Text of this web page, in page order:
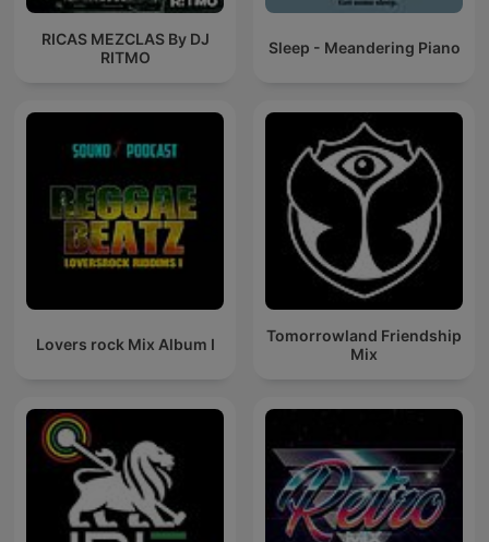
RICAS MEZCLAS By DJ
RITMO
Sleep - Meandering Piano
Lovers rock Mix Album I
Tomorrowland Friendship
Mix